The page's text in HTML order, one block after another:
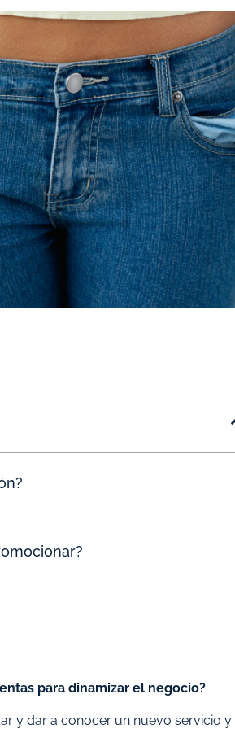
para dinamizar el negocio?
y dar a conocer un nuevo servicio y